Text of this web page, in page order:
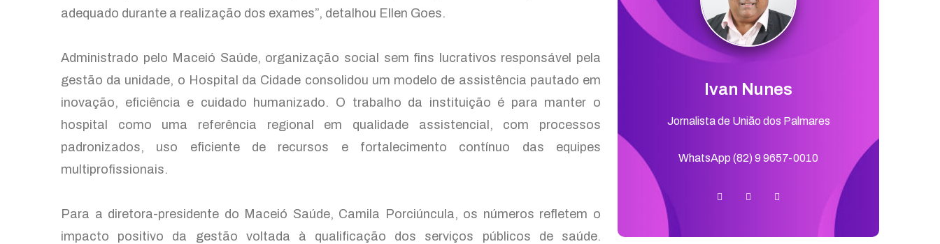
adequado durante a realização dos exames”, detalhou Ellen Goes.
Administrado pelo Maceió Saúde, organização social sem fins lucrativos responsável pela
gestão da unidade, o Hospital da Cidade consolidou um modelo de assistência pautado em
inovação, eficiência e cuidado humanizado. O trabalho da instituição é para manter o
hospital como uma referência regional em qualidade assistencial, com processos
padronizados, uso eficiente de recursos e fortalecimento contínuo das equipes
multiprofissionais.
Para a diretora-presidente do Maceió Saúde, Camila Porciúncula, os números refletem o
impacto positivo da gestão voltada à qualificação dos serviços públicos de saúde.
Ivan Nunes
Jornalista de União dos Palmares
WhatsApp (82) 9 9657-0010